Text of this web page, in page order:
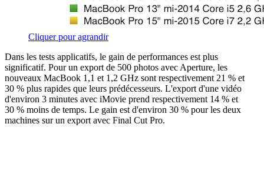
Cliquer pour agrandir
Dans les tests applicatifs, le gain de performances est plus
significatif. Pour un export de 500 photos avec Aperture, les
nouveaux MacBook 1,1 et 1,2 GHz sont respectivement 21 % et
30 % plus rapides que leurs prédécesseurs. L'export d'une vidéo
d'environ 3 minutes avec iMovie prend respectivement 14 % et
30 % moins de temps. Le gain est d'environ 30 % pour les deux
machines sur un export avec Final Cut Pro.